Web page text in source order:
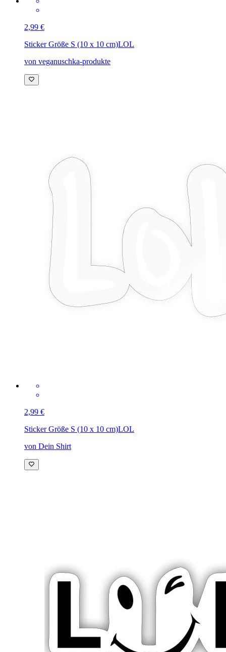
2,99 €
Sticker Größe S (10 x 10 cm)LOL
von veganuschka-produkte
2,99 €
Sticker Größe S (10 x 10 cm)LOL
von Dein Shirt